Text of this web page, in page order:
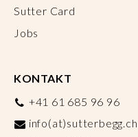
Sutter Card
Jobs
KONTAKT
+41 61 685 96 96
info(at)sutterbegg.ch